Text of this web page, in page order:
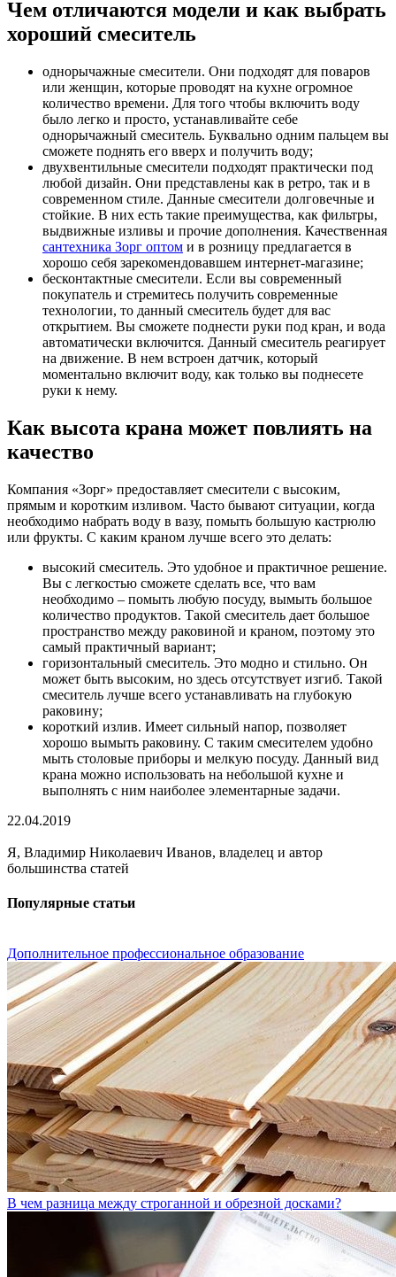
Чем отличаются модели и как выбрать
хороший смеситель
однорычажные смесители. Они подходят для поваров
или женщин, которые проводят на кухне огромное
количество времени. Для того чтобы включить воду
было легко и просто, устанавливайте себе
однорычажный смеситель. Буквально одним пальцем вы
сможете поднять его вверх и получить воду;
двухвентильные смесители подходят практически под
любой дизайн. Они представлены как в ретро, так и в
современном стиле. Данные смесители долговечные и
стойкие. В них есть такие преимущества, как фильтры,
выдвижные изливы и прочие дополнения. Качественная
сантехника Зорг оптом и в розницу предлагается в
хорошо себя зарекомендовавшем интернет-магазине;
бесконтактные смесители. Если вы современный
покупатель и стремитесь получить современные
технологии, то данный смеситель будет для вас
открытием. Вы сможете поднести руки под кран, и вода
автоматически включится. Данный смеситель реагирует
на движение. В нем встроен датчик, который
моментально включит воду, как только вы поднесете
руки к нему.
Как высота крана может повлиять на
качество
Компания «Зорг» предоставляет смесители с высоким,
прямым и коротким изливом. Часто бывают ситуации, когда
необходимо набрать воду в вазу, помыть большую кастрюлю
или фрукты. С каким краном лучше всего это делать:
высокий смеситель. Это удобное и практичное решение.
Вы с легкостью сможете сделать все, что вам
необходимо – помыть любую посуду, вымыть большое
количество продуктов. Такой смеситель дает большое
пространство между раковиной и краном, поэтому это
самый практичный вариант;
горизонтальный смеситель. Это модно и стильно. Он
может быть высоким, но здесь отсутствует изгиб. Такой
смеситель лучше всего устанавливать на глубокую
раковину;
короткий излив. Имеет сильный напор, позволяет
хорошо вымыть раковину. С таким смесителем удобно
мыть столовые приборы и мелкую посуду. Данный вид
крана можно использовать на небольшой кухне и
выполнять с ним наиболее элементарные задачи.
22.04.2019
Я, Владимир Николаевич Иванов, владелец и автор
большинства статей
Популярные статьи
Дополнительное профессиональное образование
В чем разница между строганной и обрезной досками?